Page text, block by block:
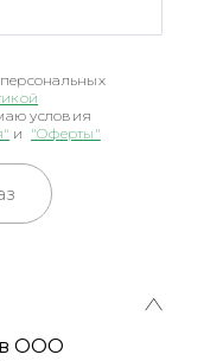
условия
и "Оферты"
в ООО